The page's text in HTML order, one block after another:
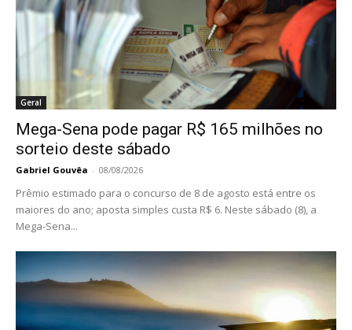
Geral
Mega-Sena pode pagar R$ 165 milhões no
sorteio deste sábado
Gabriel Gouvêa - 08/08/2026
Prêmio estimado para o concurso de 8 de agosto está entre os
maiores do ano; aposta simples custa R$ 6. Neste sábado (8), a
Mega-Sena...